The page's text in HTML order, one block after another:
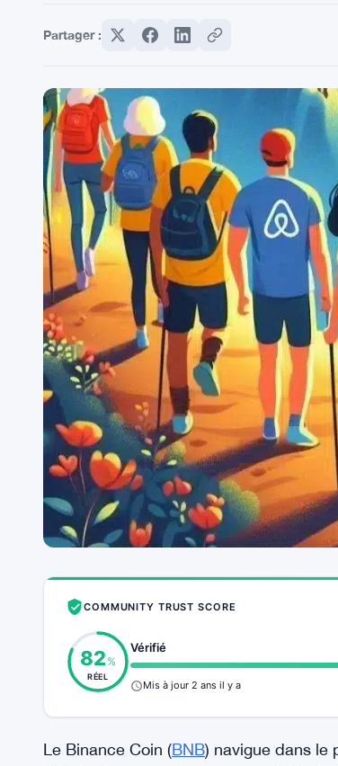
Partager :
COMMUNITY TRUST SCORE
82 %
RÉEL
Vérifié
Mis à jour 2 ans il y a
Le Binance Coin (BNB) navigue dans le